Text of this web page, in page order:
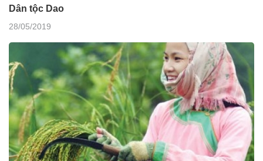
Dân tộc Dao
28/05/2019